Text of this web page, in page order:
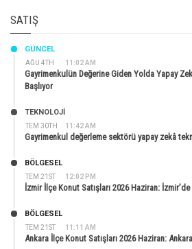
SATIŞ
AĞU 4TH 11:02 AM
GÜNCEL
Gayrimenkulün Değerine Giden Yolda Yapay
Başlıyor
TEM 30TH 11:42 AM
TEKNOLOJİ
Gayrimenkul değerleme sektörü yapay zekâ
TEM 21ST 12:02 PM
BÖLGESEL
İzmir İlçe Konut Satışları 2026 Haziran:
TEM 21ST 11:11 AM
BÖLGESEL
Ankara İlçe Konut Satışları 2026 Haziran: